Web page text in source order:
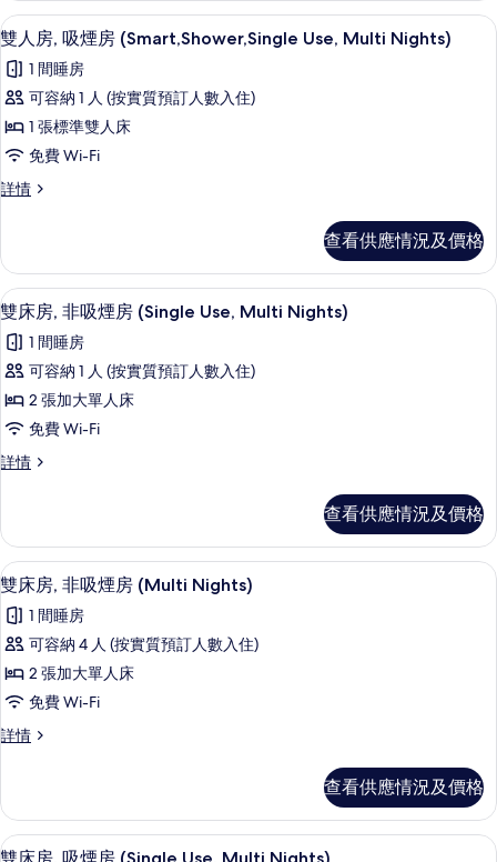
煙
房
(Smart,
Shower,
Multi
Nights)
相
煙
房
(Smart,
Shower,
Multi
詳
情
載
入
所
有
雙
房,
煙
房
(Smart,Shower,Single
Use,
Multi
Nights)
的
片
5
雙人房, 吸煙房 (Smart,Shower,Single Use, Multi Nights)
1 間睡房
可容納 1 人 (按實質預訂人數入住)
1 張標準雙人床
免費 Wi-Fi
詳情
雙
煙
房
(Smart,Shower,Single
Multi
Nights)
情
查看供應情況及價格
載
入
所
有
雙
房,
吸
煙
房
(Single
Use,
Multi
Nights)
相
4
雙床房, 非吸煙房 (Single Use, Multi Nights)
1 間睡房
可容納 1 人 (按實質預訂人數入住)
2 張加大單人床
免費 Wi-Fi
詳情
雙
吸
煙
房
Use,
Multi
詳
情
查看供應情況及價格
載
入
所
有
雙
房,
吸
煙
4
雙床房, 非吸煙房 (Multi Nights)
1 間睡房
可容納 4 人 (按實質預訂人數入住)
2 張加大單人床
免費 Wi-Fi
詳情
雙
吸
煙
房
查看供應情況及價格
載4